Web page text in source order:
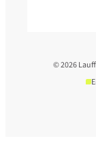
© 2026